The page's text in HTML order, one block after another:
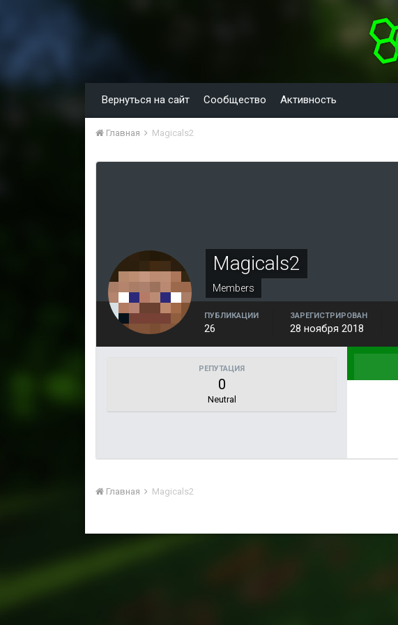
Вернуться на сайт Сообщество Активность
Главная Magicals2
Magicals2
Members
ПУБЛИКАЦИИ
26
ЗАРЕГИСТРИРОВАН
28 ноября 2018
РЕПУТАЦИЯ
0
Neutral
Главная Magicals2